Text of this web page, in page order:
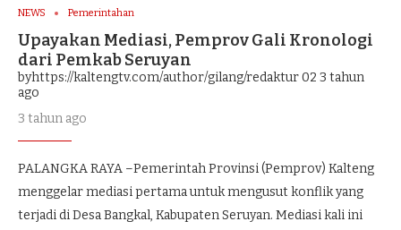
NEWS Pemerintahan
Upayakan Mediasi, Pemprov Gali Kronologi
dari Pemkab Seruyan
byhttps://kaltengtv.com/author/gilang/redaktur 02 3 tahun
ago
3 tahun ago
PALANGKA RAYA –Pemerintah Provinsi (Pemprov) Kalteng
menggelar mediasi pertama untuk mengusut konflik yang
terjadi di Desa Bangkal, Kabupaten Seruyan. Mediasi kali ini